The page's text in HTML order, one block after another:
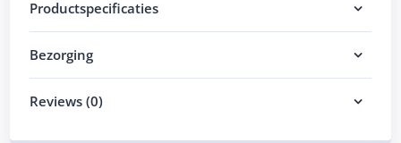
Productspecificaties
Bezorging
Reviews (0)